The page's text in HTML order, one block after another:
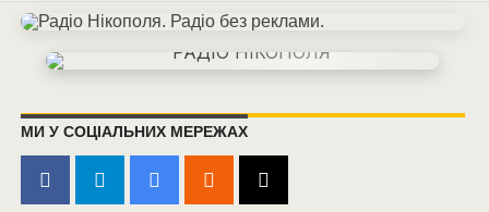
МИ У СОЦІАЛЬНИХ МЕРЕЖАХ